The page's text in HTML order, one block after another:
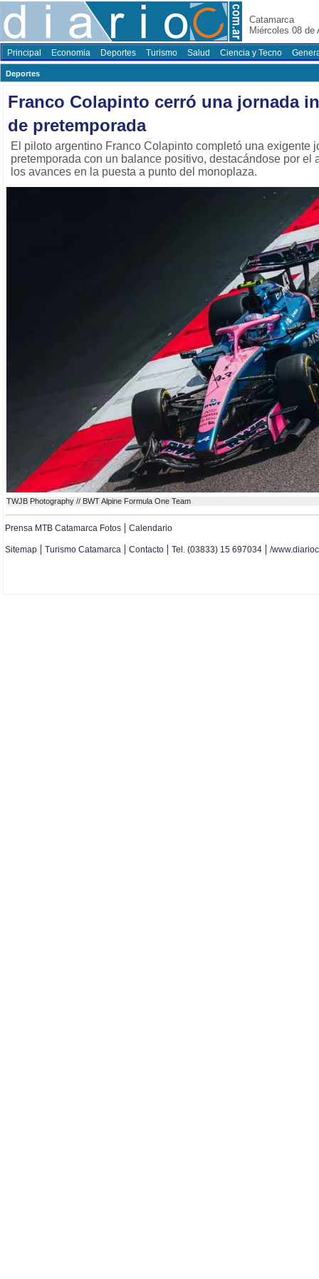
Catamarca
Miércoles 08 de
Principal Economia Deportes Turismo Salud Ciencia y Tecno
Deportes
Franco Colapinto cerró una jornada
de pretemporada
El piloto argentino Franco Colapinto completó una exigente
pretemporada con un balance positivo, destacándose por el
los avances en la puesta a punto del monoplaza.
TWJB Photography // BWT Alpine Formula One Team
Prensa MTB Catamarca Fotos | Calendario
Sitemap | Turismo Catamarca | Contacto | Tel. (03833) 15 697034 | /